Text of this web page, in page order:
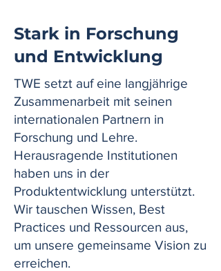
Stark in Forschung
und Entwicklung
TWE setzt auf eine langjährige
Zusammenarbeit mit seinen
internationalen Partnern in
Forschung und Lehre.
Herausragende Institutionen
haben uns in der
Produktentwicklung unterstützt.
Wir tauschen Wissen, Best
Practices und Ressourcen aus,
um unsere gemeinsame Vision zu
erreichen.